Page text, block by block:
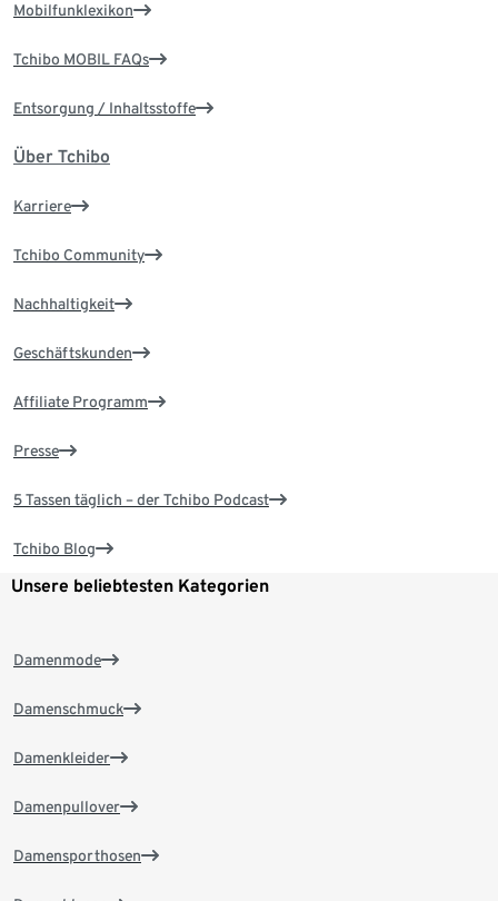
Mobilfunklexikon
Tchibo MOBIL FAQs
Entsorgung / Inhaltsstoffe
Über Tchibo
Karriere
Tchibo Community
Nachhaltigkeit
Geschäftskunden
Affiliate Programm
Presse
5 Tassen täglich – der Tchibo Podcast
Tchibo Blog
Unsere beliebtesten Kategorien
Damenmode
Damenschmuck
Damenkleider
Damenpullover
Damensporthosen